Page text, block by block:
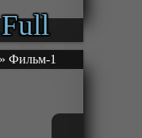
Full
Фильм-1